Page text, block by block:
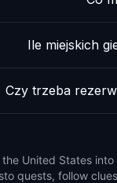
Ile miejskich
Czy trzeba
United States
quests, follow
Use the game
details that are